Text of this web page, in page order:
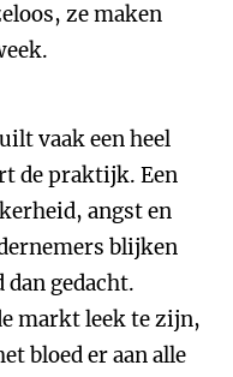
ze maken
vaak een heel
de praktijk. Een
angst en
blijken
gedacht.
markt leek te zijn,
bloed er aan alle